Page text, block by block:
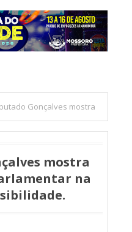
Gonçalves mostra
por visibilidade.
mostra
na